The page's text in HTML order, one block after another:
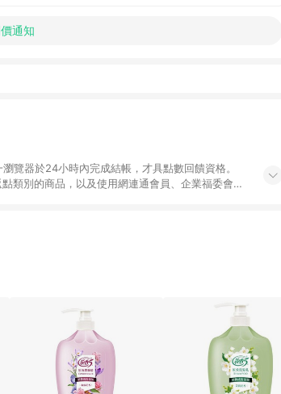
通知
覽器於24小時內完成結帳，才具點數回饋資格。
類別的商品，以及使用網連通會員、企業福委會員
森購物ETMall，將無法獲得點數回饋。 5. 點數回
活動時開放「回饋無上限」)，以同一訂單中同一
東森購物ETMall銷售網頁不符，以銷售網頁標示為
服洽詢；若超過180天(含)以上進行申訴，恕無法
饋商品。各點數紅包之適用商品與使用條件請依點數